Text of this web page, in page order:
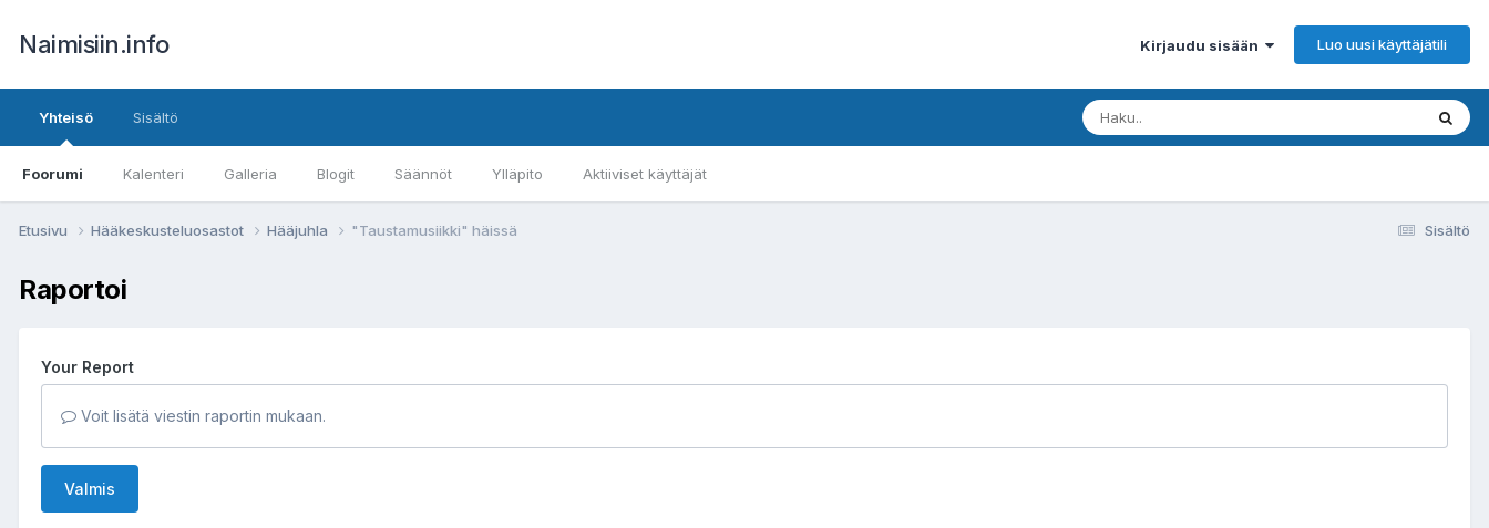
Naimisiin.info Kirjaudu sisään Luo uusi käyttäjätili
Yhteisö
Foorumi Kalenteri Galleria Blogit Säännöt Ylläpito Aktiiviset käyttäjät
Sisältö
Sisältö
Etusivu Hääkeskusteluosastot Hääjuhla "Taustamusiikki" häissä
Raportoi
Your Report
Voit lisätä viestin raportin mukaan.
Valmis